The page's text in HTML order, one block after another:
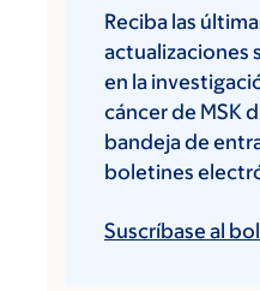
Reciba las
actualizaciones
en la
cáncer de MSK
bandeja de
boletines
Suscríbase al